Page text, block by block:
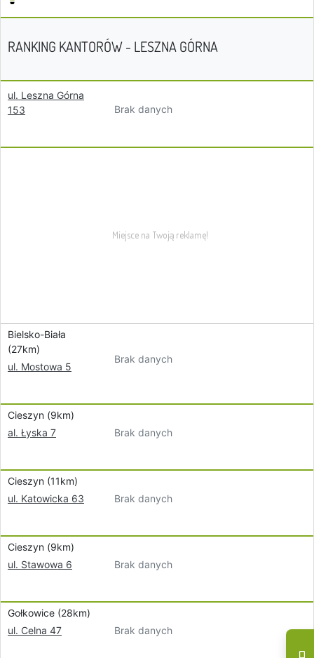
RANKING KANTORÓW - LESZNA GÓRNA
ul. Leszna Górna
153
Brak danych
Bielsko-Biała
(27km)
ul. Mostowa 5
Brak danych
Cieszyn (9km)
al. Łyska 7
Brak danych
Cieszyn (11km)
ul. Katowicka 63
Brak danych
Cieszyn (9km)
ul. Stawowa 6
Brak danych
Gołkowice (28km)
ul. Celna 47
Brak danych